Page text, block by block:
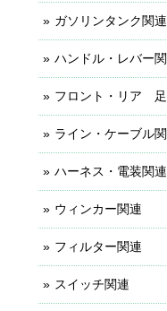
ガソリンタンク関連
ハンドル・レバー
フロント・リア 足
ライン・ケーブル
ハーネス・電装関連
ウィンカー関連
フィルター関連
スイッチ関連